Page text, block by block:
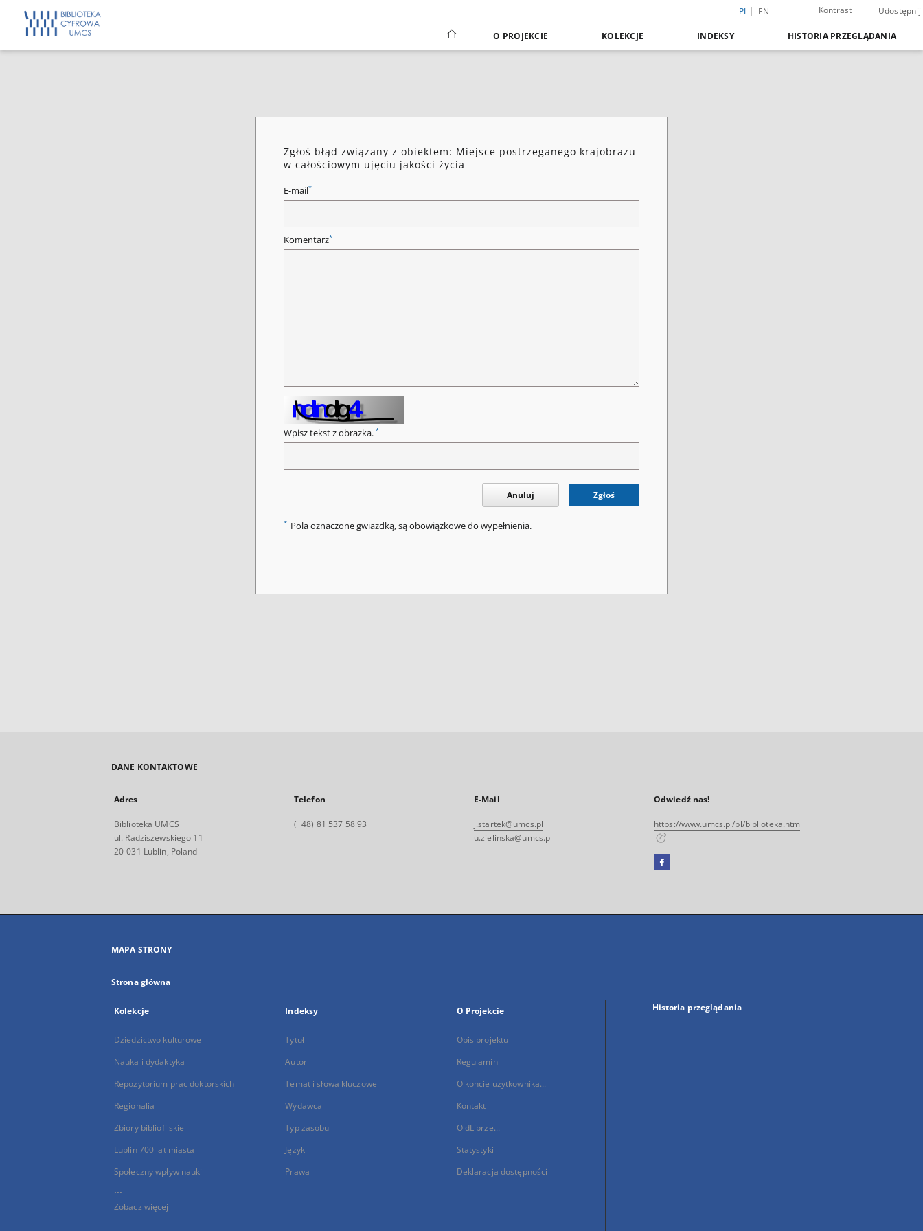
PL EN Kontrast Udostępnij
O PROJEKCIE KOLEKCJE INDEKSY HISTORIA PRZEGLĄDANIA
Zgłoś błąd związany z obiektem: Miejsce postrzeganego krajobrazu
w całościowym ujęciu jakości życia
E-mail*
Komentarz*
Wpisz tekst z obrazka. *
Anuluj Zgłoś
* Pola oznaczone gwiazdką, są obowiązkowe do wypełnienia.
DANE KONTAKTOWE
Adres
Biblioteka UMCS
ul. Radziszewskiego 11
20-031 Lublin, Poland
Telefon
(+48) 81 537 58 93
E-Mail
j.startek@umcs.pl
u.zielinska@umcs.pl
Odwiedź nas!
https://www.umcs.pl/pl/biblioteka.htm
Facebook
się
MAPA STRONY
Strona główna
Kolekcje
Dziedzictwo kulturowe
Nauka i dydaktyka
Repozytorium prac doktorskich
Regionalia
Zbiory bibliofilskie
Lublin 700 lat miasta
Społeczny wpływ nauki
...
Zobacz więcej
Indeksy
Tytuł
Autor
Temat i słowa kluczowe
Wydawca
Typ zasobu
Język
Prawa
O Projekcie
Opis projektu
Regulamin
O koncie użytkownika...
Kontakt
O dLibrze...
Statystyki
Deklaracja dostępności
Historia przeglądania